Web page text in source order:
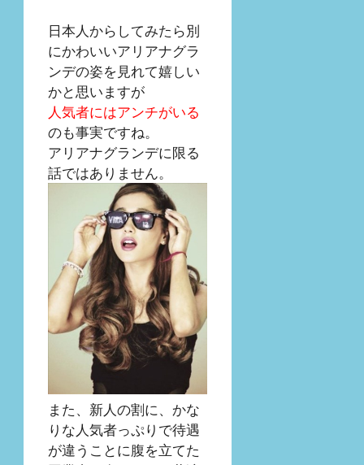
日本人からしてみたら別
にかわいいアリアナグラ
ンデの姿を見れて嬉しい
かと思いますが
人気者にはアンチがいる
のも事実ですね。
アリアナグランデに限る
話ではありません。
また、新人の割に、かな
りな人気者っぷりで待遇
が違うことに腹を立てた